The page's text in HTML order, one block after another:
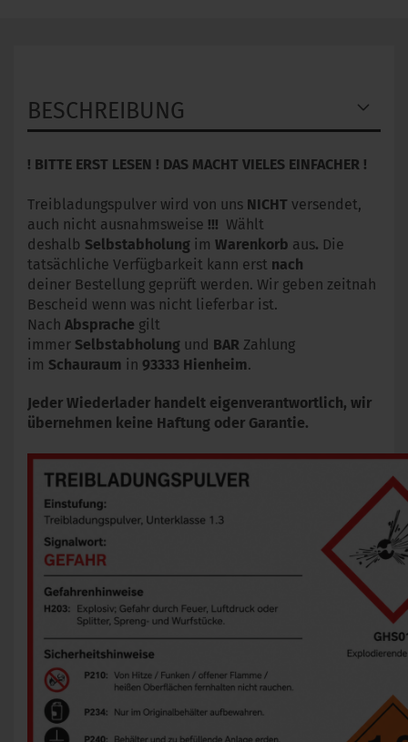
BESCHREIBUNG
! BITTE ERST LESEN ! DAS MACHT VIELES EINFACHER !
Treibladungspulver wird von uns NICHT versendet,
auch nicht ausnahmsweise !!! Wählt
deshalb Selbstabholung im Warenkorb aus. Die
tatsächliche Verfügbarkeit kann erst nach
deiner Bestellung geprüft werden. Wir geben zeitnah
Bescheid wenn was nicht lieferbar ist.
Nach Absprache gilt
immer Selbstabholung und BAR Zahlung
im Schauraum in 93333 Hienheim.
Jeder Wiederlader handelt eigenverantwortlich, wir
übernehmen keine Haftung oder Garantie.